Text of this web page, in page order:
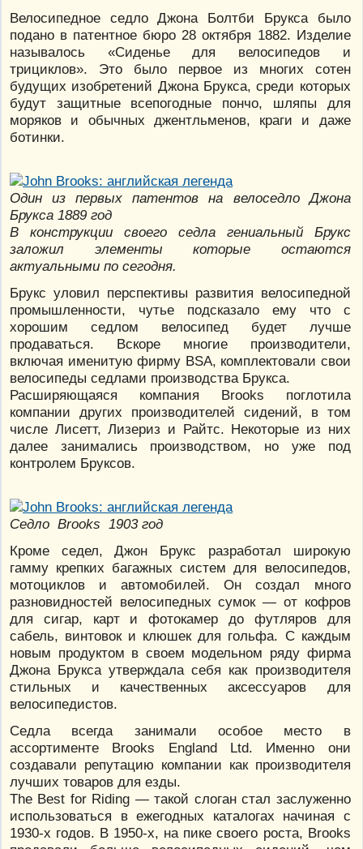
Велосипедное седло Джона Болтби Брукса было
подано в патентное бюро 28 октября 1882. Изделие
называлось «Сиденье для велосипедов и
трициклов». Это было первое из многих сотен
будущих изобретений Джона Брукса, среди которых
будут защитные всепогодные пончо, шляпы для
моряков и обычных джентльменов, краги и даже
ботинки.
Один из первых патентов на велоседло Джона
Брукса 1889 год
В конструкции своего седла гениальный Брукс
заложил элементы которые остаются
актуальными по сегодня.
Брукс уловил перспективы развития велосипедной
промышленности, чутье подсказало ему что с
хорошим седлом велосипед будет лучше
продаваться. Вскоре многие производители,
включая именитую фирму BSA, комплектовали свои
велосипеды седлами производства Брукса.
Расширяющаяся компания Brooks поглотила
компании других производителей сидений, в том
числе Лисетт, Лизериз и Райтс. Некоторые из них
далее занимались производством, но уже под
контролем Бруксов.
Седло Brooks 1903 год
Кроме седел, Джон Брукс разработал широкую
гамму крепких багажных систем для велосипедов,
мотоциклов и автомобилей. Он создал много
разновидностей велосипедных сумок — от кофров
для сигар, карт и фотокамер до футляров для
сабель, винтовок и клюшек для гольфа. С каждым
новым продуктом в своем модельном ряду фирма
Джона Брукса утверждала себя как производителя
стильных и качественных аксессуаров для
велосипедистов.
Седла всегда занимали особое место в
ассортименте Brooks England Ltd. Именно они
создавали репутацию компании как производителя
лучших товаров для езды.
The Best for Riding — такой слоган стал заслуженно
использоваться в ежегодных каталогах начиная с
1930-х годов. В 1950-х, на пике своего роста, Brooks